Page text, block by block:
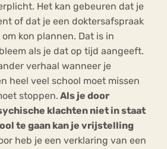
Het kan gebeuren dat je
of dat je een doktersafspraak
kon plannen. Dat is in
als je dat op tijd aangeeft.
verhaal wanneer je
heel veel school moet missen
stoppen. Als je door
klachten niet in staat
te gaan kan je vrijstelling
heb je een verklaring van een